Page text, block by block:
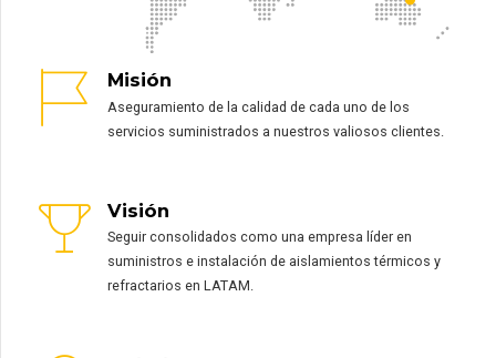
Misión
Aseguramiento de la calidad de cada uno de los
servicios suministrados a nuestros valiosos clientes.
Visión
Seguir consolidados como una empresa líder en
suministros e instalación de aislamientos térmicos y
refractarios en LATAM.
0
1
2
0
1
2